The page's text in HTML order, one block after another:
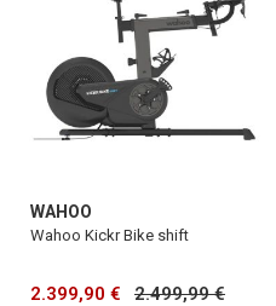
WAHOO
Wahoo Kickr Bike shift
2.399,90 € 2.499,99 €